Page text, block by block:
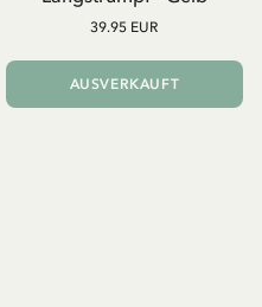
39.95 EUR
AUSVERKAUFT